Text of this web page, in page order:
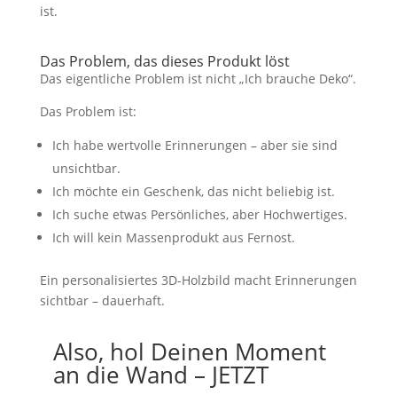
ist.
Das Problem, das dieses Produkt löst
Das eigentliche Problem ist nicht „Ich brauche Deko“.
Das Problem ist:
Ich habe wertvolle Erinnerungen – aber sie sind
unsichtbar.
Ich möchte ein Geschenk, das nicht beliebig ist.
Ich suche etwas Persönliches, aber Hochwertiges.
Ich will kein Massenprodukt aus Fernost.
Ein personalisiertes 3D-Holzbild macht Erinnerungen
sichtbar – dauerhaft.
Also, hol Deinen Moment
an die Wand – JETZT